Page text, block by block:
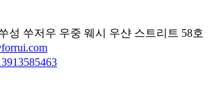
성 쑤저우 우중 웨시 우샨 스트리트 58호